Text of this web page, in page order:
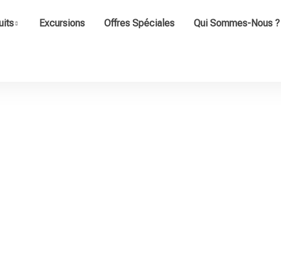
Excursions Offres Spéciales Qui Sommes-Nous ?